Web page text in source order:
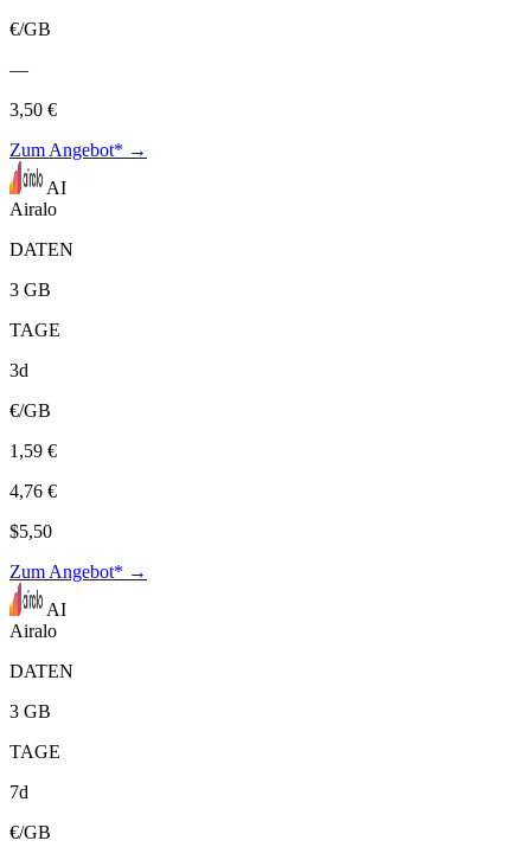
€/GB
—
3,50 €
Zum Angebot* →
AI
Airalo
DATEN
3 GB
TAGE
3d
€/GB
1,59 €
4,76 €
$5,50
Zum Angebot* →
AI
Airalo
DATEN
3 GB
TAGE
7d
€/GB